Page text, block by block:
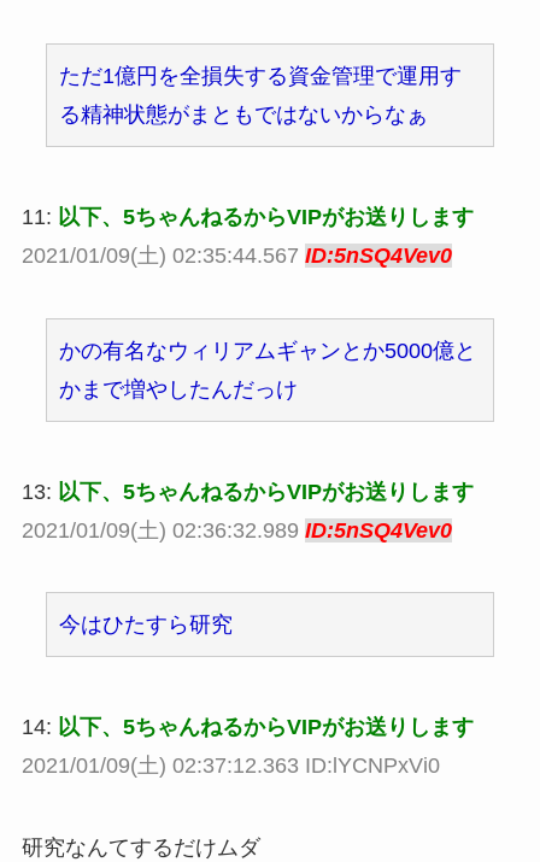
ただ1億円を全損失する資金管理で運用す
る精神状態がまともではないからなぁ
11: 以下、5ちゃんねるからVIPがお送りします
2021/01/09(土) 02:35:44.567 ID:5nSQ4Vev0
かの有名なウィリアムギャンとか5000億と
かまで増やしたんだっけ
13: 以下、5ちゃんねるからVIPがお送りします
2021/01/09(土) 02:36:32.989 ID:5nSQ4Vev0
今はひたすら研究
14: 以下、5ちゃんねるからVIPがお送りします
2021/01/09(土) 02:37:12.363 ID:lYCNPxVi0
研究なんてするだけムダ